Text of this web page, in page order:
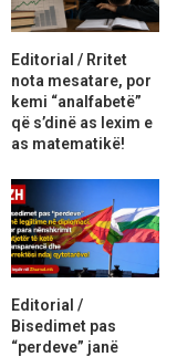
Editorial / Rritet
nota mesatare, por
kemi “analfabetë”
që s’dinë as lexim e
as matematikë!
Editorial /
Bisedimet pas
“perdeve” janë